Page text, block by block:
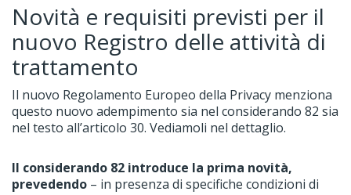
Novità e requisiti previsti per il
nuovo Registro delle attività di
trattamento
Il nuovo Regolamento Europeo della Privacy menziona
questo nuovo adempimento sia nel considerando 82 sia
nel testo all’articolo 30. Vediamoli nel dettaglio.
Il considerando 82 introduce la prima novità,
prevedendo – in presenza di specifiche condizioni di